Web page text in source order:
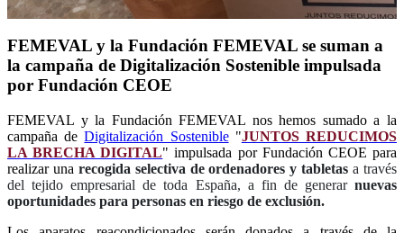
FEMEVAL y la Fundación FEMEVAL se suman a
la campaña de Digitalización Sostenible impulsada
por Fundación CEOE
FEMEVAL y la Fundación FEMEVAL nos hemos sumado a la
campaña deDigitalización Sostenible"JUNTOS REDUCIMOS
LA BRECHA DIGITAL" impulsada por Fundación CEOE para
realizar una recogida selectiva de ordenadores y tabletas a través
del tejido empresarial de toda España, a fin de generar nuevas
oportunidades para personas en riesgo de exclusión.